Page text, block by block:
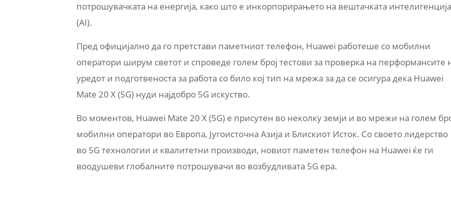
потрошувачката на енергија, како што е инкорпорирањето на вештачката интелигенција
(AI).
Пред официјално да го претстави паметниот телефон, Huawei работеше со мобилни
оператори ширум светот и спроведе голем број тестови за проверка на перформансите
уредот и подготвеноста за работа со било кој тип на мрежа за да се осигура дека Huawei
Mate 20 X (5G) нуди најдобро 5G искуство.
Во моментов, Huawei Mate 20 X (5G) е присутен во неколку земји и во мрежи на голем
мобилни оператори во Европа, Југоисточна Азија и Блискиот Исток. Со своето лидерство
во 5G технологии и квалитетни производи, новиот паметен телефон на Huawei ќе ги
воодушеви глобалните потрошувачи во возбудливата 5G ера.